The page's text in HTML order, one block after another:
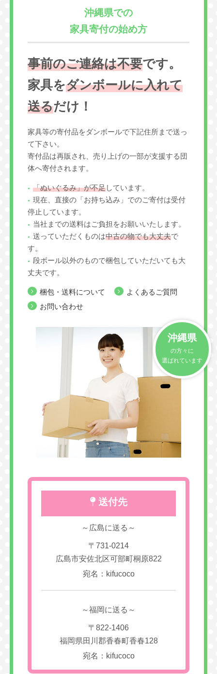
沖縄県での
家具寄付の始め方
事前のご連絡は不要です。
家具をダンボールに入れて
送るだけ！
家具等の寄付品をダンボールで下記住所まで送っ
て下さい。
寄付品は再販され、売り上げの一部が支援する団
体へ寄付されます。
「ぬいぐるみ」が不足しています。
現在、直接の「お持ち込み」でのご寄付は受付
停止しています。
当社までの送料はご負担をお願いいたします。
送っていただくものは中古の物でも大丈夫で
す。
段ボール以外のもので梱包していただいても大
丈夫です。
梱包・送料について
よくあるご質問
お問い合わせ
沖縄県
の方々に
選ばれています
送付先
～広島に送る～
〒731-0214
広島市安佐北区可部町桐原822
宛名：kifucoco
～福岡に送る～
〒822-1406
福岡県田川郡香春町香春128
宛名：kifucoco